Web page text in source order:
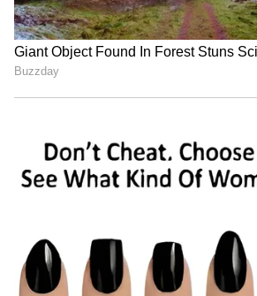
3
5
Image Credit :X
(Crackdown on Unauthorized
ರೈಲ್ವೆ ಇಲಾಖೆಯಿಂದ ಅಧಿಕೃತ